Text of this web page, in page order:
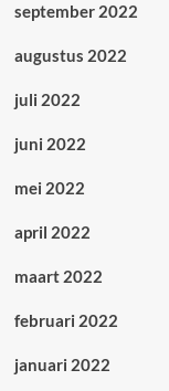
september 2022
augustus 2022
juli 2022
juni 2022
mei 2022
april 2022
maart 2022
februari 2022
januari 2022